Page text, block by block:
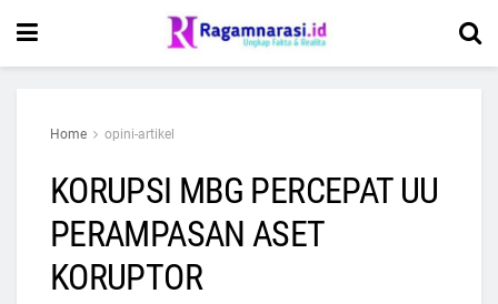
Home opini-artikel
KORUPSI MBG PERCEPAT UU
PERAMPASAN ASET
KORUPTOR